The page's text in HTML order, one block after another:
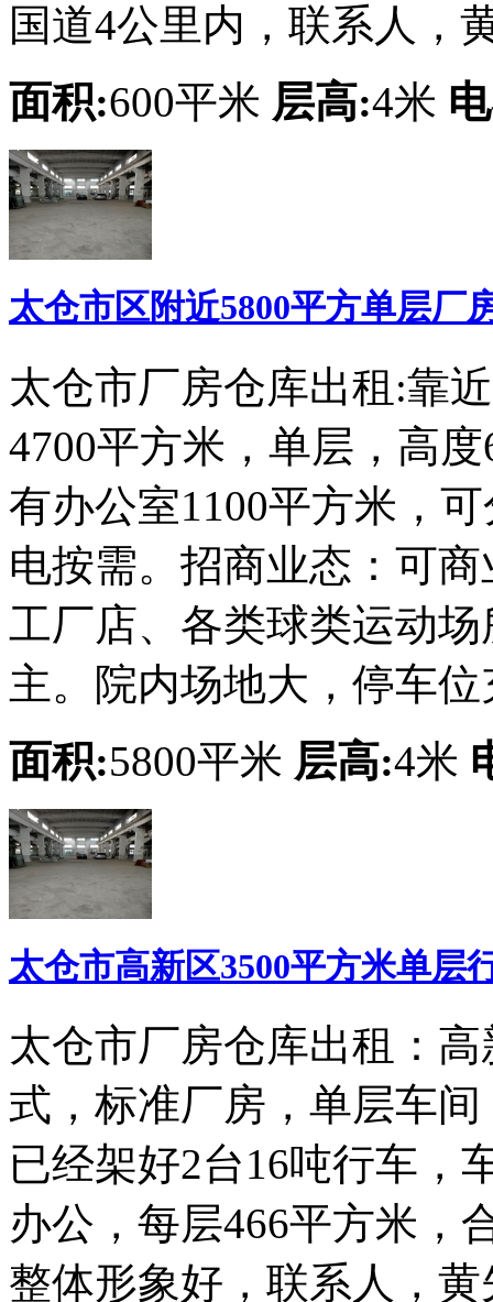
国道4公里内，联系人，
面积:600平米 层高:4米
太仓市区附近5800平方单层厂
太仓市厂房仓库出租:靠
4700平方米，单层，高
有办公室1100平方米，
电按需。招商业态：可
工厂店、各类球类运动
主。院内场地大，停车
面积:5800平米 层高:4米
太仓市高新区3500平方米单层
太仓市厂房仓库出租：
式，标准厂房，单层车
已经架好2台16吨行车，
办公，每层466平方米，
整体形象好，联系人，黄